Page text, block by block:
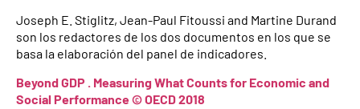
Joseph E. Stiglitz, Jean-Paul Fitoussi and Martine Durand
son los redactores de los dos documentos en los que se
basa la elaboración del panel de indicadores.
Beyond GDP . Measuring What Counts for Economic and
Social Performance © OECD 2018